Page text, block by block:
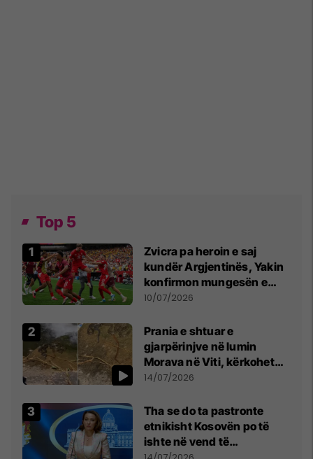
Top 5
Zvicra pa heroin e saj
kundër Argjentinës, Yakin
konfirmon mungesën e
madhe
10/07/2026
Prania e shtuar e
gjarpërinjve në lumin
Morava në Viti, kërkohet
kujdes nga qytetarët
14/07/2026
Tha se do ta pastronte
etnikisht Kosovën po të
ishte në vend të